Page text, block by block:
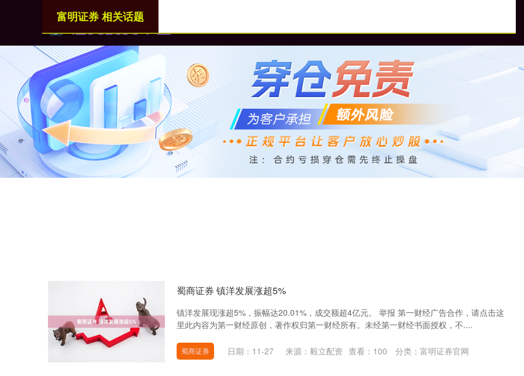
富明证券 相关话题
蜀商证券 镇洋发展涨超5%
镇洋发展现涨超5%，振幅达20.01%，成交额超4亿元。 举报 第一财经广告合作，请点击这
里此内容为第一财经原创，著作权归第一财经所有。未经第一财经书面授权，不....
蜀商证券 日期：11-27 来源：毅立配资 查看： 100 分类： 富明证券官网